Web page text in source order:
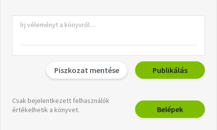
Piszkozat mentése Publikálás
Csak bejelentkezett felhasználók
értékelhetik a könyvet.
Belépek